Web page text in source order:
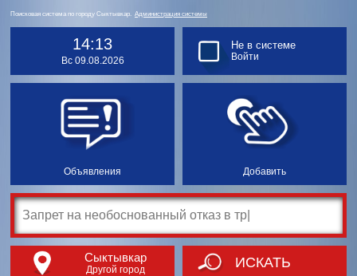
Поисковая система по городу Сыктывкар. Администрация системы
14:13
Вс 09.08.2026
Объявления Добавить
Не в системе
Войти
Сыктывкар
Другой город ИСКАТЬ